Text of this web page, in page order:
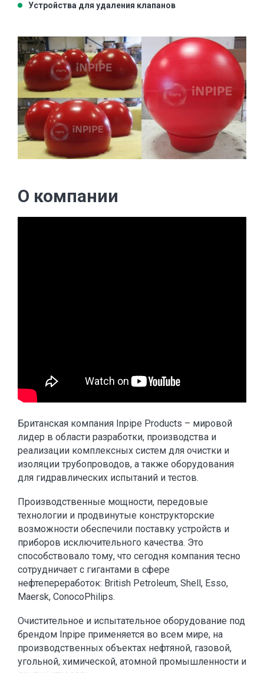
Устройства для удаления клапанов
О компании
Британская компания Inpipe Products – мировой
лидер в области разработки, производства и
реализации комплексных систем для очистки и
изоляции трубопроводов, а также оборудования
для гидравлических испытаний и тестов.
Производственные мощности, передовые
технологии и продвинутые конструкторские
возможности обеспечили поставку устройств и
приборов исключительного качества. Это
способствовало тому, что сегодня компания тесно
сотрудничает с гигантами в сфере
нефтепереработок: British Petroleum, Shell, Esso,
Maersk, ConocoPhilips.
Очистительное и испытательное оборудование под
брендом Inpipe применяется во всем мире, на
производственных объектах нефтяной, газовой,
угольной, химической, атомной промышленности и